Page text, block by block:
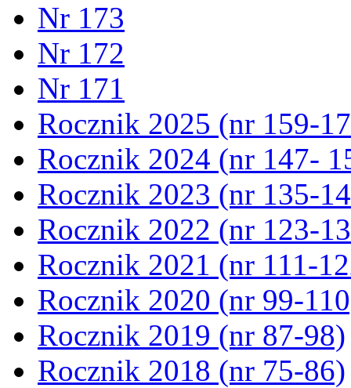
Nr 173
Nr 172
Nr 171
Rocznik 2025 (nr 159-
Rocznik 2024 (nr 147-
Rocznik 2023 (nr 135-
Rocznik 2022 (nr 123-
Rocznik 2021 (nr 111-
Rocznik 2020 (nr 99-
Rocznik 2019 (nr 87-98)
Rocznik 2018 (nr 75-86)